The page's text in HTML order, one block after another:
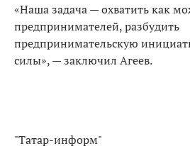
«Наша задача — охватить как
предпринимателей, разбудить
предпринимательскую
силы», — заключил Агеев.
"Татар-информ"